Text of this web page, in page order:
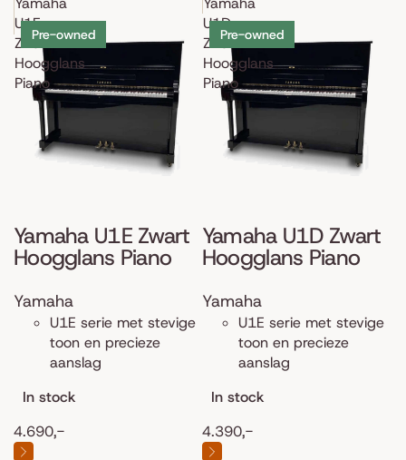
U1E
Zwart
Hoogglans
Piano
Pre-owned
Yamaha U1E Zwart
Hoogglans Piano
Yamaha
U1E serie met stevige
toon en precieze
aanslag
In stock
4.690,-
U1D
Zwart
Hoogglans
Piano
Pre-owned
Yamaha U1D Zwart
Hoogglans Piano
Yamaha
U1E serie met stevige
toon en precieze
aanslag
In stock
4.390,-